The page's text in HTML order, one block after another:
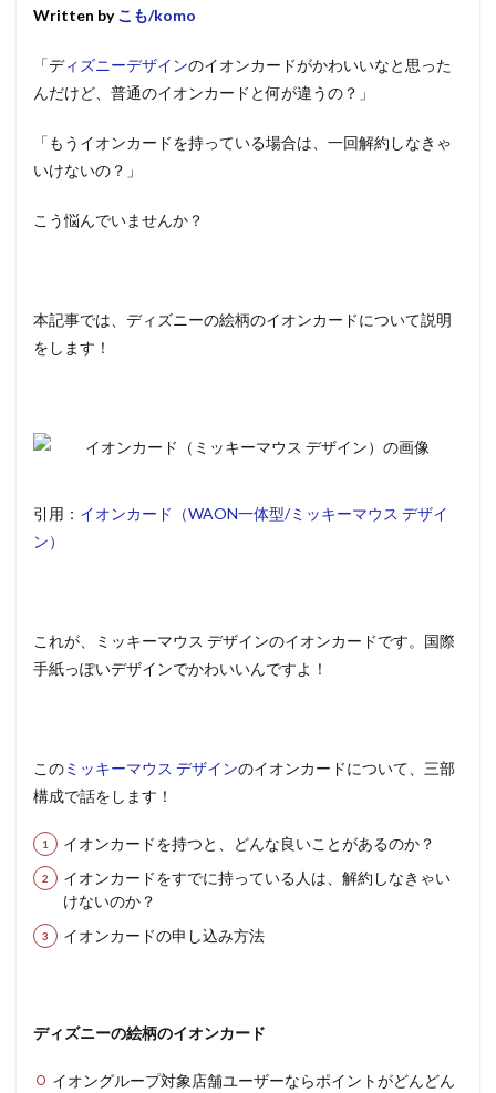
Written by こも/komo
「ディズニーデザインのイオンカードがかわいいなと思った
んだけど、普通のイオンカードと何が違うの？」
「もうイオンカードを持っている場合は、一回解約しなきゃ
いけないの？」
こう悩んでいませんか？
本記事では、ディズニーの絵柄のイオンカードについて説明
をします！
引用： イオンカード（WAON一体型/ミッキーマウス デザイ
ン）
これが、ミッキーマウス デザインのイオンカードです。国際
手紙っぽいデザインでかわいいんですよ！
このミッキーマウス デザインのイオンカードについて、三部
構成で話をします！
イオンカードを持つと、どんな良いことがあるのか？
イオンカードをすでに持っている人は、解約しなきゃい
けないのか？
イオンカードの申し込み方法
ディズニーの絵柄のイオンカード
イオングループ対象店舗ユーザーならポイントがどんどん